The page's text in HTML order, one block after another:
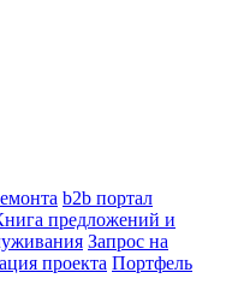
b2b портал
предложений и
Запрос на
проекта Портфель